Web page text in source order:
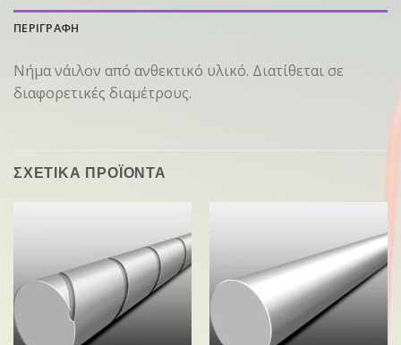
ΠΕΡΙΓΡΑΦΗ
Νήμα νάιλον από ανθεκτικό υλικό. Διατίθεται σε
διαφορετικές διαμέτρους.
ΣΧΕΤΙΚΑ ΠΡΟΪΟΝΤΑ